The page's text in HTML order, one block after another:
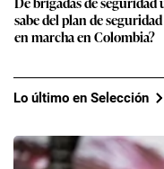
sabe del plan de
en marcha en Colombia?
Lo último en Selección